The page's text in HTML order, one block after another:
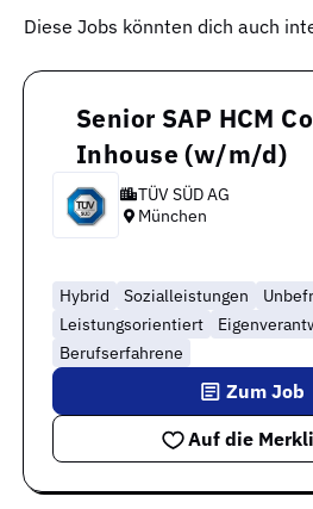
Diese Jobs könnten dich auch
Senior SAP HCM
Inhouse (w/m/d)
TÜV SÜD AG
München
Hybrid Sozialleistungen
Leistungsorientiert
Berufserfahrene
Auf die
Zum Job